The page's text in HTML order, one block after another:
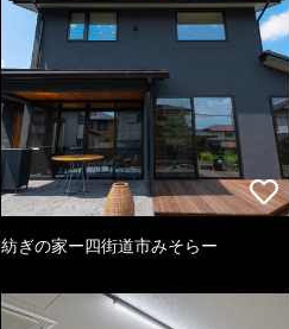
紡ぎの家ー四街道市みそらー